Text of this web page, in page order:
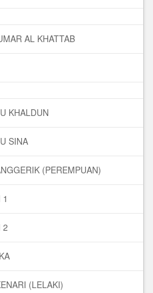
AL KHATTAB
KHALDUN
SINA
(PEREMPUAN)
2
(LELAKI)